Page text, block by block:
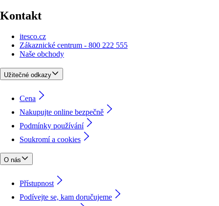
Kontakt
itesco.cz
Zákaznické centrum - 800 222 555
Naše obchody
Užitečné odkazy
Cena
Nakupujte online bezpečně
Podmínky používání
Soukromí a cookies
O nás
Přístupnost
Podívejte se, kam doručujeme